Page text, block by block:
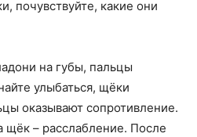
почувствуйте, какие они
на губы, пальцы
улыбаться, щёки
оказывают сопротивление.
– расслабление. После